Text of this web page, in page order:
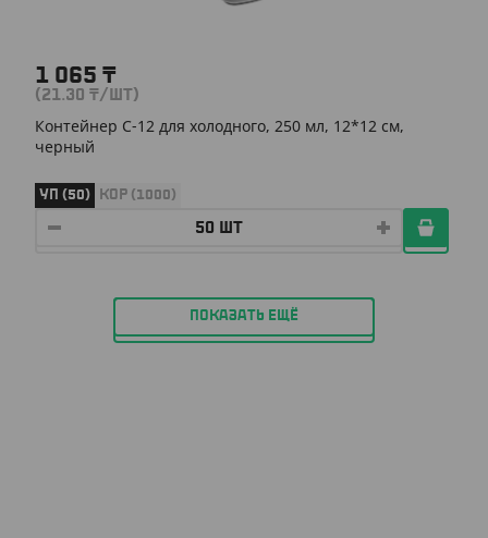
1 065 ₸
(21.30 ₸/ШТ)
Контейнер С-12 для холодного, 250 мл, 12*12 см,
черный
УП (50) КОР (1000)
ПОКАЗАТЬ ЕЩЁ